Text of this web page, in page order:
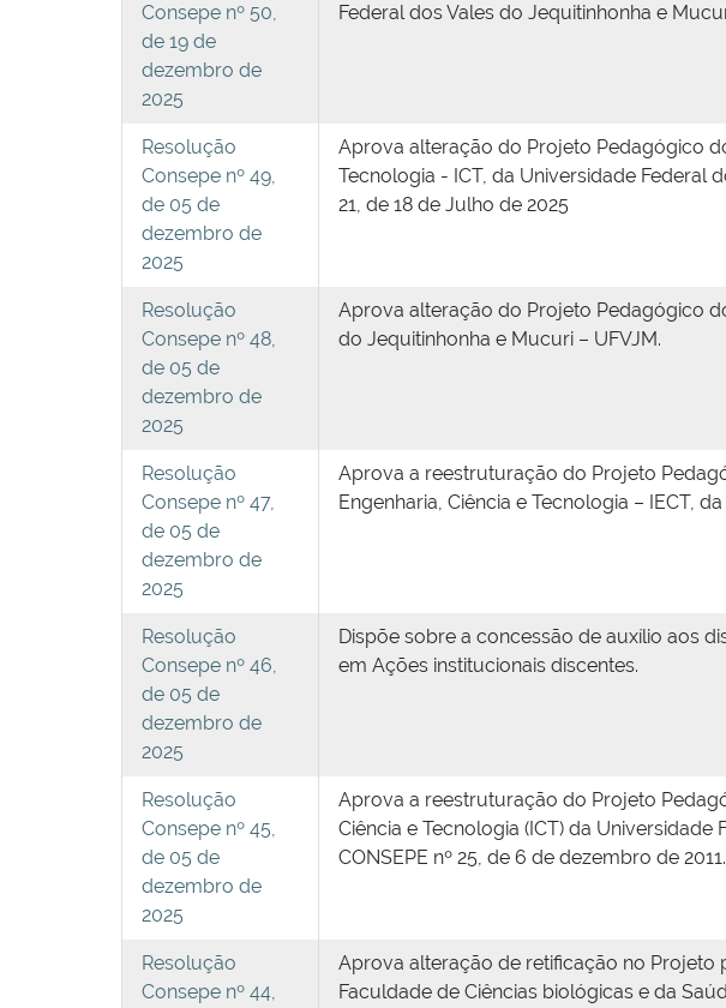
Consepe nº 50,
de 19 de
dezembro de
2025
Federal dos Vales do Jequitinhonha e
Resolução
Consepe nº 49,
de 05 de
dezembro de
2025
Aprova alteração do Projeto Pedagógico
Tecnologia - ICT, da Universidade Federal
21, de 18 de Julho de 2025
Resolução
Consepe nº 48,
de 05 de
dezembro de
2025
Aprova alteração do Projeto Pedagógico
do Jequitinhonha e Mucuri – UFVJM.
Resolução
Consepe nº 47,
de 05 de
dezembro de
2025
Aprova a reestruturação do Projeto
Engenharia, Ciência e Tecnologia – IECT,
Resolução
Consepe nº 46,
de 05 de
dezembro de
2025
Dispõe sobre a concessão de auxílio aos
em Ações institucionais discentes.
Resolução
Consepe nº 45,
de 05 de
dezembro de
2025
Aprova a reestruturação do Projeto
Ciência e Tecnologia (ICT) da
CONSEPE nº 25, de 6 de dezembro de 2011.
Resolução
Consepe nº 44,
Aprova alteração de retificação no
Faculdade de Ciências biológicas e da